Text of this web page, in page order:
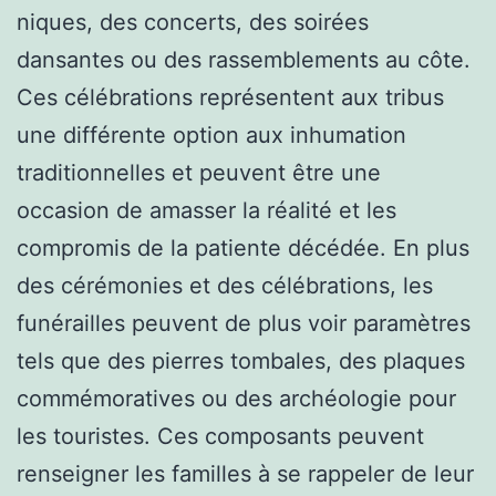
niques, des concerts, des soirées
dansantes ou des rassemblements au côte.
Ces célébrations représentent aux tribus
une différente option aux inhumation
traditionnelles et peuvent être une
occasion de amasser la réalité et les
compromis de la patiente décédée. En plus
des cérémonies et des célébrations, les
funérailles peuvent de plus voir paramètres
tels que des pierres tombales, des plaques
commémoratives ou des archéologie pour
les touristes. Ces composants peuvent
renseigner les familles à se rappeler de leur